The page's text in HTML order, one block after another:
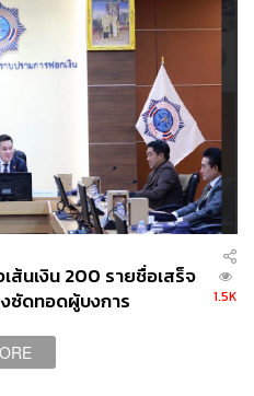
ส้นเงิน 200 รายชื่อเสร็จ
งซัดทอดผู้บงการ
1.5K